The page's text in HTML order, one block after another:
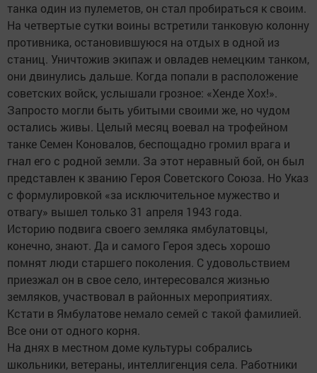
танка один из пулеметов, он стал пробираться к своим.
На четвертые сутки воины встретили танковую колонну
противника, остановившуюся на отдых в одной из
станиц. Уничтожив экипаж и овладев немецким танком,
они двинулись дальше. Когда попали в расположение
советских войск, услышали грозное: «Хенде Хох!».
Запросто могли быть убитыми своими же, но чудом
остались живы. Целый месяц воевал на трофейном
танке Семен Коновалов, беспощадно громил врага и
гнал его с родной земли. За этот неравный бой, он был
представлен к званию Героя Советского Союза. Но Указ
с формулировкой «за исключительное мужество и
отвагу» вышел только 31 апреля 1943 года.
Историю подвига своего земляка ямбулатовцы,
конечно, знают. Да и самого Героя здесь хорошо
помнят люди старшего поколения. С удовольствием
приезжал он в свое село, интересовался жизнью
земляков, участвовал в районных мероприятиях.
Кстати в Ямбулатове немало семей с такой фамилией.
Все они от одного корня.
На днях в местном доме культуры собрались
школьники, ветераны, интеллигенция села. Работники